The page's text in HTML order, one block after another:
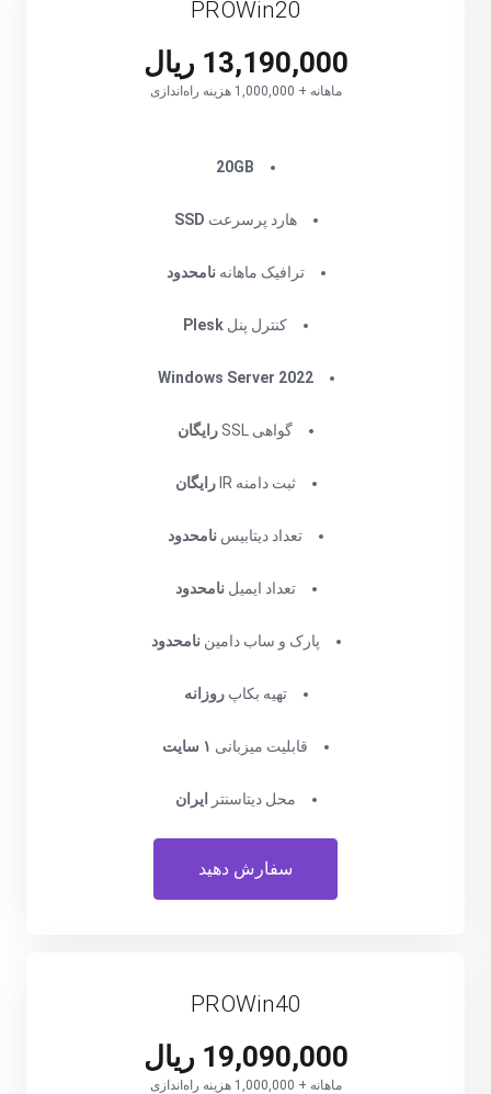
PROWin20
13,190,000 ریال
ماهانه + 1,000,000 هزینه راه‌اندازی
‌20GB
هارد پرسرعت SSD
ترافیک ماهانهنامحدود
کنترل پنل Plesk
Windows Server 2022
گواهی SSL رایگان
ثبت دامنه IR رایگان
تعداد دیتابیس نامحدود
تعداد ایمیلنامحدود
پارک و ساب دامیننامحدود
تهیه بکاپروزانه
قابلیت میزبانی ۱ سایت
محل دیتاسنتر ایران
سفارش دهید
PROWin40
19,090,000 ریال
ماهانه + 1,000,000 هزینه راه‌اندازی